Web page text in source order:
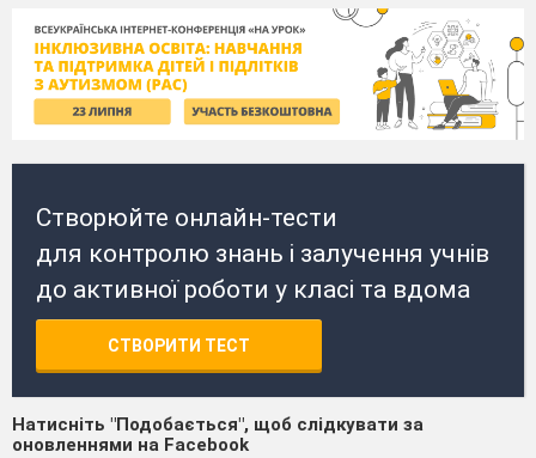
Створюйте онлайн-тести
для контролю знань і залучення учнів
до активної роботи у класі та вдома
СТВОРИТИ ТЕСТ
Натисніть "Подобається", щоб слідкувати за
оновленнями на Facebook